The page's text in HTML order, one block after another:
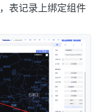
表记录上绑定组件